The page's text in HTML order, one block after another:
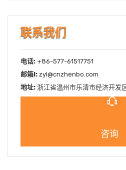
联系我们
电话: +86-577-61517751
邮箱l: zyl@cnzhenbo.com
地址: 浙江省温州市乐清市经济开发
咨询